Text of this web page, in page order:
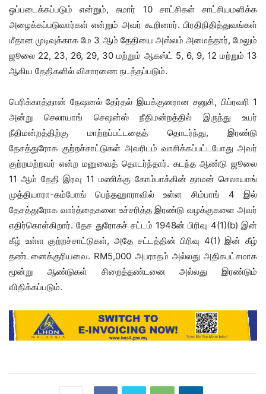
ஒப்படைக்கப்படும் என்றும், சுமார் 10 சாட்சிகள் சாட்சியமளிக்க
அழைக்கப்படுவார்கள் என்றும் அவர் கூறினார். பிரதிநிதித்துவங்கள்
மீதான முடிவுக்காக மே 3 ஆம் தேதியை அஸ்லம் அமைத்தார், மேலும்
ஜூலை 22, 23, 26, 29, 30 மற்றும் ஆகஸ்ட் 5, 6, 9, 12 மற்றும் 13
ஆகிய தேதிகளில் விசாரணை நடத்தப்படும்.
பெரிக்காத்தான் நேஷனல் தேர்தல் இயக்குனரான சனுசி, பிப்ரவரி 1
அன்று செலாயாங் செஷன்ஸ் நீதிமன்றத்தில் இருந்து உயர்
நீதிமன்றத்திற்கு மாற்றப்பட்டதைத் தொடர்ந்து, இரண்டு
தேசத்துரோக குற்றச்சாட்டுகள் அவரிடம் வாசிக்கப்பட்டபோது அவர்
குற்றமற்றவர் என்ற மனுவைத் தொடர்ந்தார். கடந்த ஆண்டு ஜூலை
11 ஆம் தேதி இரவு 11 மணிக்கு கோம்பாக்கின் தாமன் செலாயாங்
முத்தியாரா-கம்போங் பெந்தஹாராவில் உள்ள சிம்பாங் 4 இல்
தேசத்துரோக வார்த்தைகளை உச்சரித்த இரண்டு வழக்குகளை அவர்
எதிர்கொள்கிறார். தேச துரோகச் சட்டம் 1948ன் பிரிவு 4(1)(b) இன்
கீழ் உள்ள குற்றச்சாட்டுகள், அதே சட்டத்தின் பிரிவு 4(1) இன் கீழ்
தண்டனைக்குரியவை. RM5,000 அபராதம் அல்லது அதிகபட்சமாக
மூன்று ஆண்டுகள் சிறைத்தண்டனை அல்லது இரண்டும்
விதிக்கப்படும்.